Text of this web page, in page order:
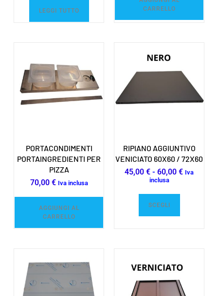
LEGGI TUTTO
CARRELLO
PORTACONDIMENTI
PORTAINGREDIENTI PER
PIZZA
70,00 € Iva inclusa
AGGIUNGI AL
CARRELLO
RIPIANO AGGIUNTIVO
VENICIATO 60X60 / 72X60
45,00 € - 60,00 € Iva
inclusa
SCEGLI